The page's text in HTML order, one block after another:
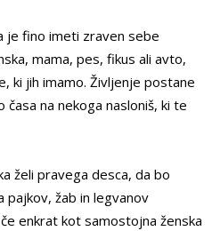
je fino imeti zraven sebe
mama, pes, fikus ali avto,
ki jih imamo. Življenje postane
na nekoga nasloniš, ki te
želi pravega desca, da bo
pajkov, žab in legvanov
enkrat kot samostojna ženska